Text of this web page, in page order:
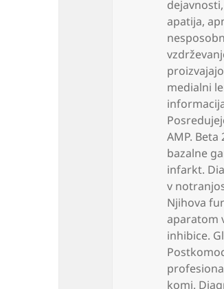
dejavnosti
apatija,
medialni
AMP.
bazalne
infarkt.
v
Njihova
aparatom
inhibice.
komi.